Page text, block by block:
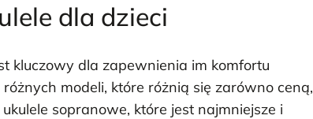
dla dzieci
kluczowy dla zapewnienia im komfortu
modeli, które różnią się zarówno ceną,
sopranowe, które jest najmniejsze i